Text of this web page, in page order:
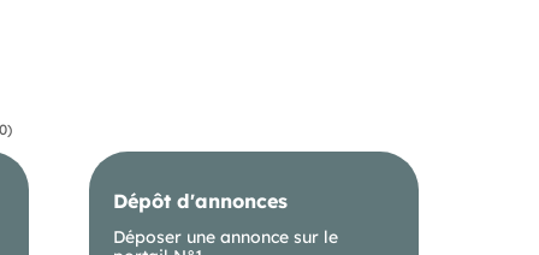
Dépôt d'annonces
Déposer une annonce sur le